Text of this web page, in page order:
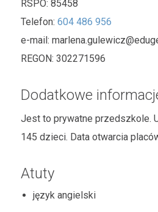
RSPO: 85458
Telefon: 604 486 956
e-mail:
REGON: 302271596
Dodatkowe
Jest to prywatne przedszkole.
145 dzieci. Data otwarcia
Atuty
język angielski